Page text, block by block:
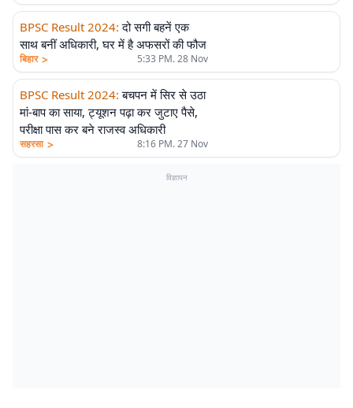
BPSC Result 2024: दो सगी बहनें एक
साथ बनीं अधिकारी, घर में है अफसरों की फौज
बिहार > 5:33 PM. 28 Nov
BPSC Result 2024: बचपन में सिर से उठा
मां-बाप का साया, ट्यूशन पढ़ा कर जुटाए पैसे,
परीक्षा पास कर बने राजस्व अधिकारी
सहरसा > 8:16 PM. 27 Nov
विज्ञापन